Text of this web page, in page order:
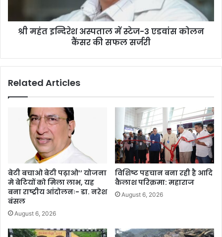
श्री महंत इन्दिरेश अस्पताल में स्टेज-3 एडवांस कोलन
कैंसर की सफल सर्जरी
Related Articles
बेटी बचाओ बेटी पढ़ाओ’’ योजना
मे बेटियों को मिला लाभ, यह
बना राष्ट्रीय आंदोलनः- डा. नरेश
बंसल
August 6, 2026
विशिष्ट पहचान बना रही है आदि
कैलाश परिक्रमा: महाराज
August 6, 2026